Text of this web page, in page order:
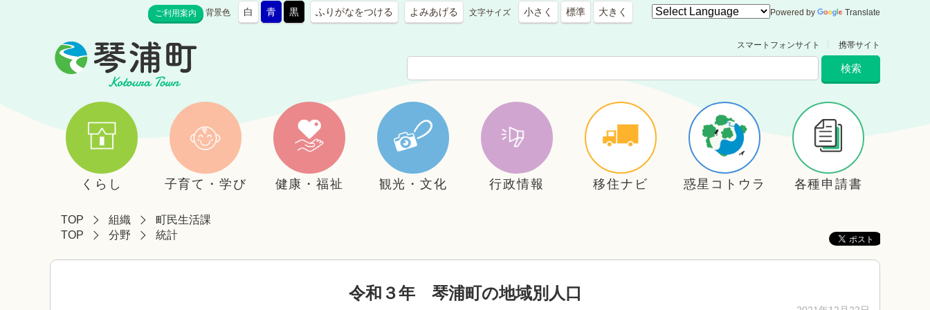
ご利用案内 背景色 白 青 黒 ふりがなをつける よみあげる 文字サイズ 小さく 標準 大きく Powered by Translate
スマートフォンサイト 携帯サイト
くらし 子育て・学び 健康・福祉 観光・文化 行政情報 移住ナビ 惑星コトウラ 各種申請書
TOP 組織
町民生活課
TOP
分野 統計
令和３年 琴浦町の地域別人口